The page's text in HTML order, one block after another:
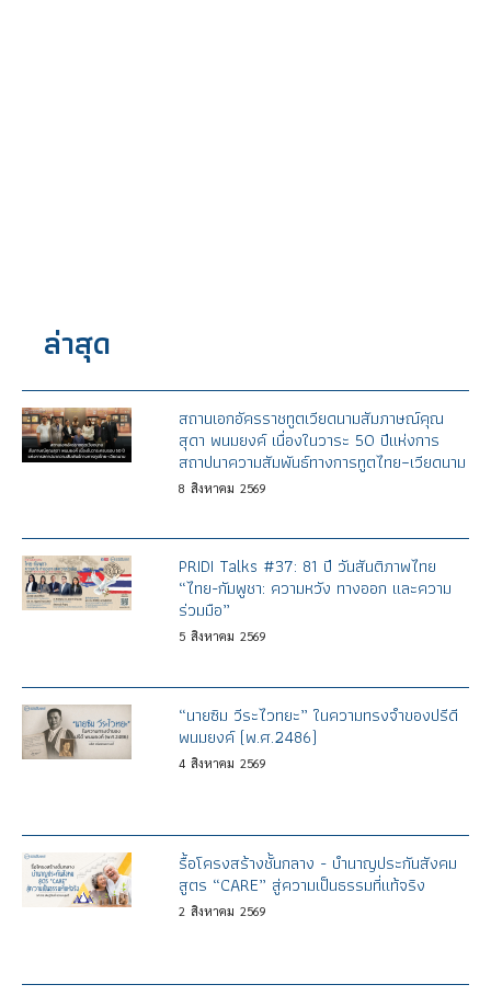
ล่าสุด
สถานเอกอัครราชทูตเวียดนามสัมภาษณ์คุณ
สุดา พนมยงค์ เนื่องในวาระ 50 ปีแห่งการ
สถาปนาความสัมพันธ์ทางการทูตไทย–เวียดนาม
8 สิงหาคม 2569
PRIDI Talks #37: 81 ปี วันสันติภาพไทย
“ไทย-กัมพูชา: ความหวัง ทางออก และความ
ร่วมมือ”
5 สิงหาคม 2569
“นายซิม วีระไวทยะ” ในความทรงจำของปรีดี
พนมยงค์ (พ.ศ.2486)
4 สิงหาคม 2569
รื้อโครงสร้างชั้นกลาง - บำนาญประกันสังคม
สูตร “CARE” สู่ความเป็นธรรมที่แท้จริง
2 สิงหาคม 2569